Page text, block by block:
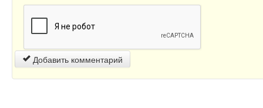
Добавить комментарий